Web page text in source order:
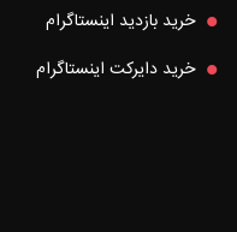
خرید بازدید اینستاگرام
خرید دایرکت اینستاگرام